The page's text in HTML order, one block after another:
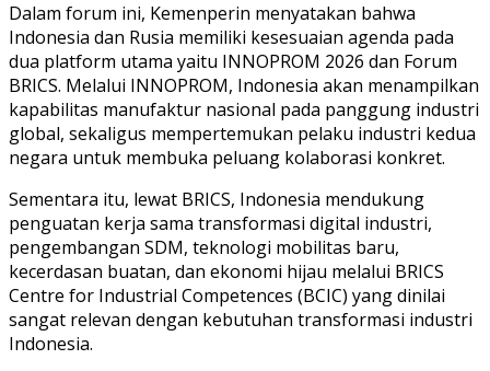
Dalam forum ini, Kemenperin menyatakan bahwa
Indonesia dan Rusia memiliki kesesuaian agenda pada
dua platform utama yaitu INNOPROM 2026 dan Forum
BRICS. Melalui INNOPROM, Indonesia akan menampilkan
kapabilitas manufaktur nasional pada panggung industri
global, sekaligus mempertemukan pelaku industri kedua
negara untuk membuka peluang kolaborasi konkret.
Sementara itu, lewat BRICS, Indonesia mendukung
penguatan kerja sama transformasi digital industri,
pengembangan SDM, teknologi mobilitas baru,
kecerdasan buatan, dan ekonomi hijau melalui BRICS
Centre for Industrial Competences (BCIC) yang dinilai
sangat relevan dengan kebutuhan transformasi industri
Indonesia.